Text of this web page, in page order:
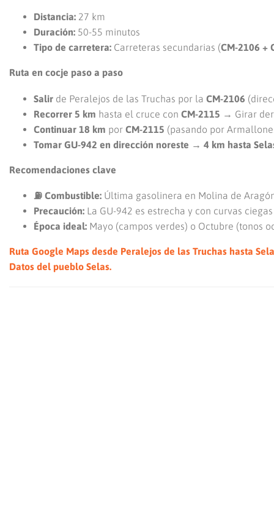
Distancia: 27 km
Duración: 50-55 minutos
Tipo de carretera: Carreteras secundarias (CM-2106 +
Ruta en cocje paso a paso
Salir de Peralejos de las Truchas por la CM-2106
Recorrer 5 km hasta el cruce con CM-2115 → Girar
Continuar 18 km por CM-2115 (pasando por
Tomar GU-942 en dirección noreste → 4 km hasta
Recomendaciones clave
⛽ Combustible: Última gasolinera en Molina de
Precaución: La GU-942 es estrecha y con curvas ciegas
Época ideal: Mayo (campos verdes) o Octubre (tonos
Ruta Google Maps desde Peralejos de las Truchas hasta
Datos del pueblo Selas.